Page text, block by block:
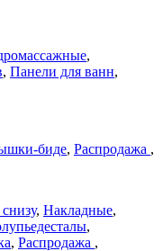
,
, Панели для ванн,
биде, Распродажа ,
, Накладные,
,
, Распродажа ,